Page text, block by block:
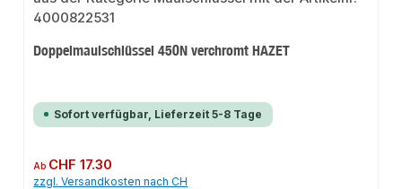
Doppelmaulschlüssel 450N verchromt HAZET
Sofort verfügbar, Lieferzeit 5-8 Tage
Regulärer Preis:
Ab CHF 17.30
zzgl. Versandkosten nach CH